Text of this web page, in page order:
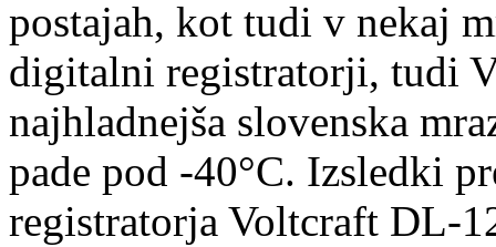
postajah, kot tudi v nekaj
digitalni registratorji, tudi
najhladnejša slovenska
pade pod -40°C. Izsledki
registratorja Voltcraft DL-